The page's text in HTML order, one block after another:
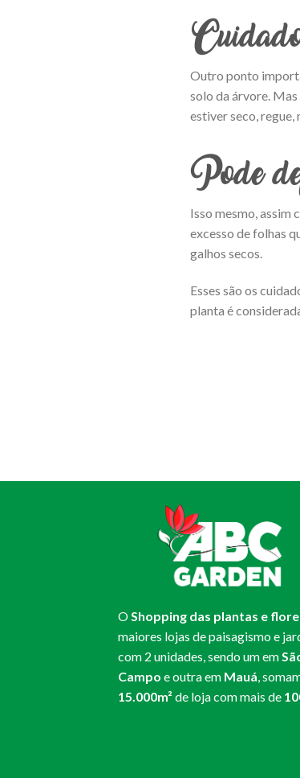
Outro ponto
solo da árvore.
estiver seco, regue,
Pode
Isso mesmo, assim
excesso de folhas
galhos secos.
Esses são os
planta é
OShopping das plantas e
maiores lojas de paisagismo e
com 2 unidades, sendo um em
Campo e outra em Mauá,
15.000m² de loja com mais de